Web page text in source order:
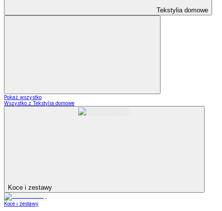
Tekstylia domowe
Pokaż wszystko
Wszystko z Tekstylia domowe
Koce i zestawy
Koce i zestawy